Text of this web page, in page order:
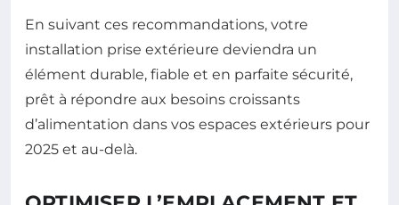
En suivant ces recommandations, votre
installation prise extérieure deviendra un
élément durable, fiable et en parfaite sécurité,
prêt à répondre aux besoins croissants
d’alimentation dans vos espaces extérieurs pour
2025 et au-delà.